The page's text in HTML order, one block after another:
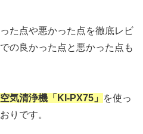
た点や悪かった点を徹底レビ
の良かった点と悪かった点も
気清浄機「KI-PX75」
を使っ
りです。